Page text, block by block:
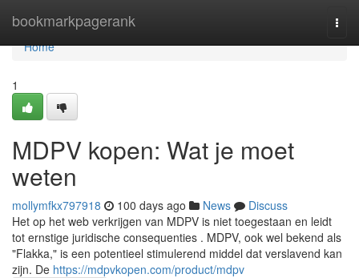
bookmarkpagerank
Home
Home
1
MDPV kopen: Wat je moet
weten
mollymfkx797918 100 days ago News
Discuss
Het op het web verkrijgen van MDPV is niet toegestaan en leidt
tot ernstige juridische consequenties . MDPV, ook wel bekend als
"Flakka," is een potentieel stimulerend middel dat verslavend kan
zijn. De https://mdpvkopen.com/product/mdpv